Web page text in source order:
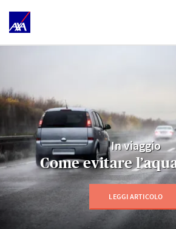
In viaggio
Come evitare
LEGGI ARTICOLO